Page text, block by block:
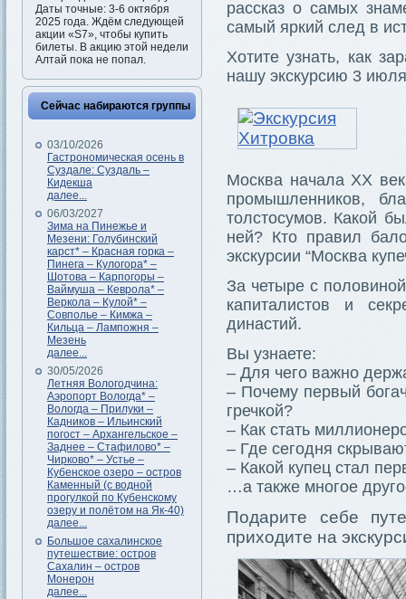
Даты точные: 3-6 октября
2025 года. Ждём следующей
акции «S7», чтобы купить
билеты. В акцию этой недели
Алтай пока не попал.
Сейчас набираются группы
03/10/2026
Гастрономическая осень в
Суздале: Суздаль –
Кидекша
далее...
06/03/2027
Зима на Пинежье и
Мезени: Голубинский
карст* – Красная горка –
Пинега – Кулогора* –
Шотова – Карпогоры –
Ваймуша – Кеврола* –
Веркола – Кулой* –
Совполье – Кимжа –
Кильца – Лампожня –
Мезень
далее...
30/05/2026
Летняя Вологодчина:
Аэропорт Вологда* –
Вологда – Прилуки –
Кадников – Ильинский
погост – Архангельское –
Заднее – Стафилово* –
Чирково* – Устье –
Кубенское озеро – остров
Каменный (с водной
прогулкой по Кубенскому
озеру и полётом на Як-40)
далее...
Большое сахалинское
путешествие: остров
Сахалин – остров
Монерон
далее...
рассказ о самых
самый яркий след в
Хотите узнать, как
нашу экскурсию 3
Москва начала XX
промышленников,
толстосумов. Какой
ней? Кто правил
экскурсии “Москва
За четыре с
капиталистов и
династий.
Вы узнаете:
– Для чего важно
– Почему первый
гречкой?
– Как стать
– Где сегодня
– Какой купец стал
…а также многое
Подарите себе
приходите на